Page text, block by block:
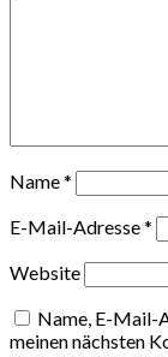
Name*
E-Mail-Adresse*
Website
Name, E-Mail-
meinen nächsten